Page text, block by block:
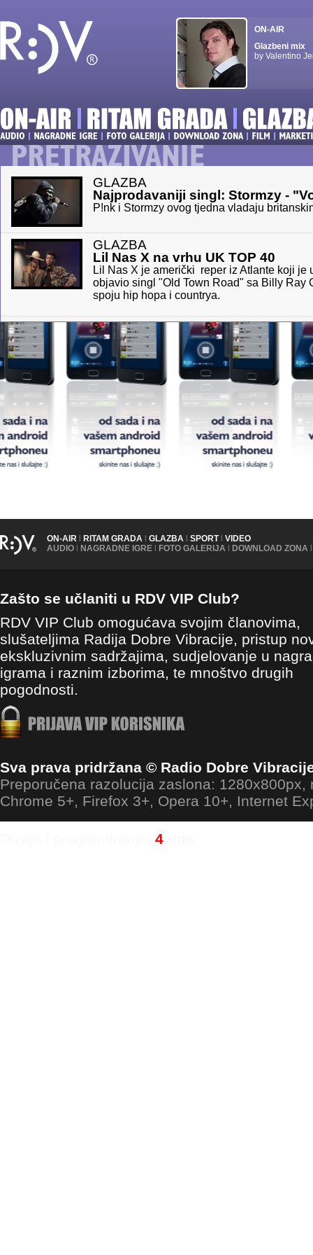
ON-AIR
Glazbeni mix
by Valentino
GLAZBA
Najprodavaniji singl: Stormzy -
P!nk i Stormzy ovog tjedna vladaju
GLAZBA
Lil Nas X na vrhu UK TOP 40
Lil Nas X je američki reper iz Atlante koji je
objavio singl "Old Town Road" sa Billy Ray
spoju hip hopa i countrya.
ON-AIR | RITAM GRADA | GLAZBA | SPORT | VIDEO
AUDIO | NAGRADNE IGRE | FOTO GALERIJA | DOWNLOAD ZONA |
Zašto se učlaniti u RDV VIP Club?
RDV VIP Club omogućava svojim članovima,
slušateljima Radija Dobre Vibracije, pristup
ekskluzivnim sadržajima, sudjelovanje u
igrama i raznim izborima, te mnoštvo drugih
pogodnosti.
Sva prava pridržana © Radio Dobre
Preporučena razolucija zaslona: 1280x800px,
Chrome 5+, Firefox 3+, Opera 10+, Internet
4